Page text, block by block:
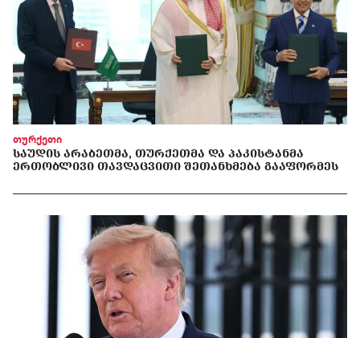
თურქეთი
ᲡᲐᲣᲓᲘᲡ ᲐᲠᲐᲑᲔᲗᲛᲐ, ᲗᲣᲠᲥᲔᲗᲛᲐ ᲓᲐ ᲞᲐᲙᲘᲡᲢᲐᲜᲛᲐ
ᲔᲠᲗᲝᲑᲚᲘᲕᲘ ᲗᲐᲕᲓᲐᲪᲕᲘᲗᲘ ᲨᲔᲗᲐᲜᲮᲛᲔᲑᲐ ᲒᲐᲐᲤᲝᲠᲛᲔᲡ